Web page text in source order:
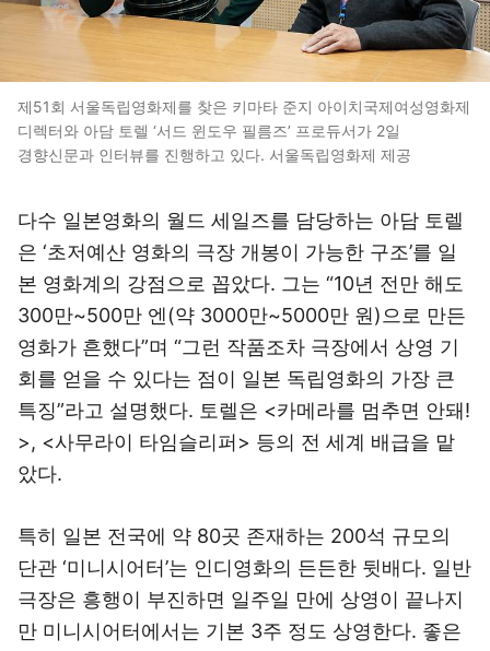
제51회 서울독립영화제를 찾은 키마타 준지 아이치국제여성영화제
디렉터와 아담 토렐 ‘서드 윈도우 필름즈’ 프로듀서가 2일
경향신문과 인터뷰를 진행하고 있다. 서울독립영화제 제공
다수 일본영화의 월드 세일즈를 담당하는 아담 토렐
은 ‘초저예산 영화의 극장 개봉이 가능한 구조’를 일
본 영화계의 강점으로 꼽았다. 그는 “10년 전만 해도
300만~500만 엔(약 3000만~5000만 원)으로 만든
영화가 흔했다”며 “그런 작품조차 극장에서 상영 기
회를 얻을 수 있다는 점이 일본 독립영화의 가장 큰
특징”라고 설명했다. 토렐은 <카메라를 멈추면 안돼!
>, <사무라이 타임슬리퍼> 등의 전 세계 배급을 맡
았다.
특히 일본 전국에 약 80곳 존재하는 200석 규모의
단관 ‘미니시어터’는 인디영화의 든든한 뒷배다. 일반
극장은 흥행이 부진하면 일주일 만에 상영이 끝나지
만 미니시어터에서는 기본 3주 정도 상영한다. 좋은